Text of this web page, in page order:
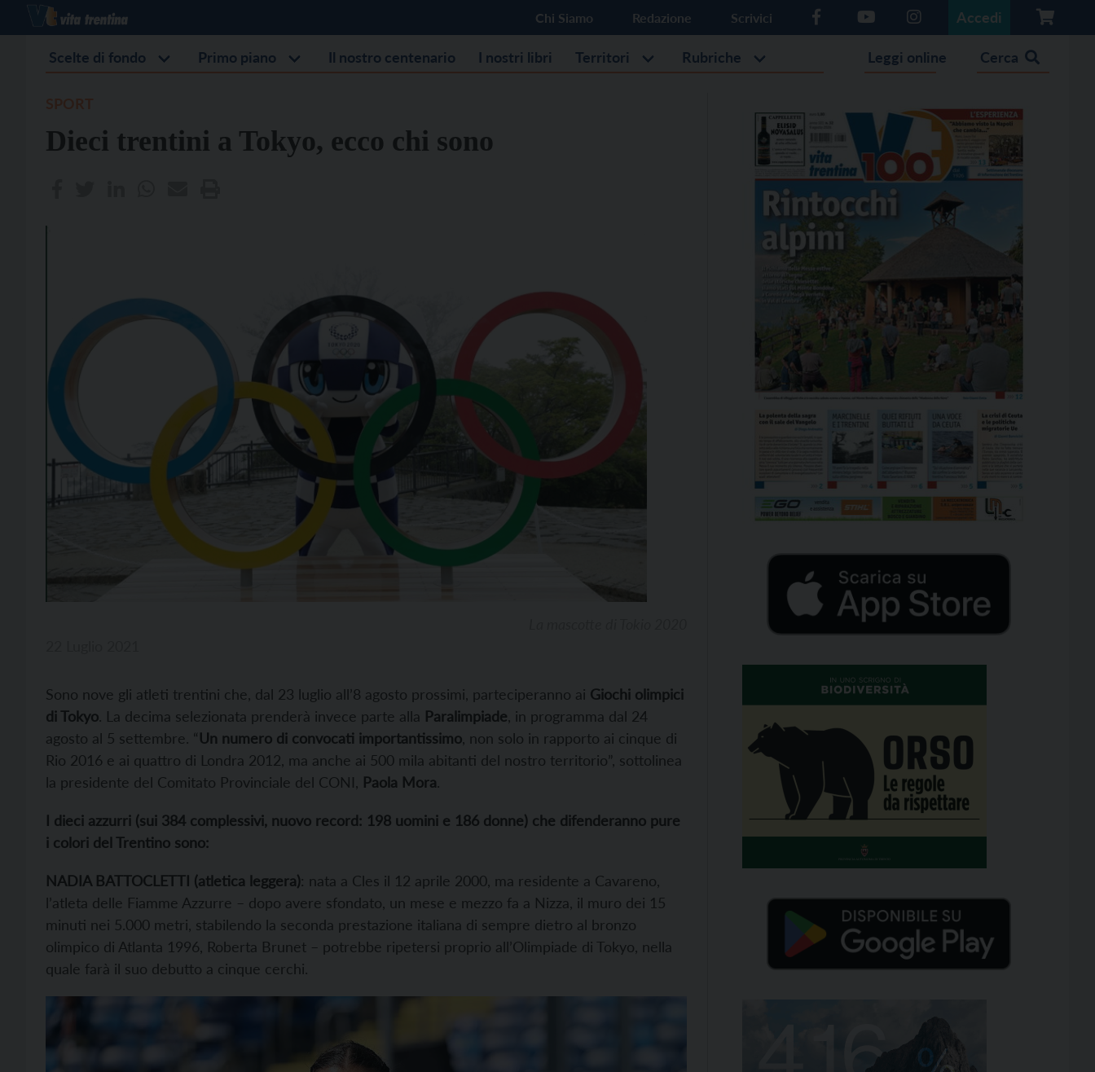
Chi Siamo Redazione Scrivici Accedi
Scelte di fondo Primo piano Il nostro centenario I nostri libri Territori Rubriche Leggi online Cerca
Dieci trentini a Tokyo, ecco chi sono
Sono nove gli atleti trentini che, dal 23 luglio all’8 agosto prossimi, parteciperanno ai Giochi olimpici
di Tokyo. La decima selezionata prenderà invece parte alla Paralimpiade , in programma dal 24
agosto al 5 settembre. “Un numero di convocati importantissimo , non solo in rapporto ai cinque di
Rio 2016 e ai quattro di Londra 2012, ma anche ai 500 mila abitanti del nostro territorio”, sottolinea
la presidente del Comitato Provinciale del CONI, Paola Mora.
I dieci azzurri (sui 384 complessivi, nuovo record: 198 uomini e 186 donne) che difenderanno pure
i colori del Trentino sono:
NADIA BATTOCLETTI (atletica leggera): nata a Cles il 12 aprile 2000, ma residente a Cavareno,
l’atleta delle Fiamme Azzurre – dopo avere sfondato, un mese e mezzo fa a Nizza, il muro dei 15
minuti nei 5.000 metri, stabilendo la seconda prestazione italiana di sempre dietro al bronzo
olimpico di Atlanta 1996, Roberta Brunet – potrebbe ripetersi proprio all’Olimpiade di Tokyo, nella
quale farà il suo debutto a cinque cerchi.